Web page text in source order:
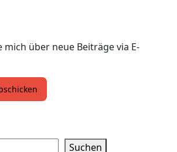
mich über neue Beiträge via E-
Suchen